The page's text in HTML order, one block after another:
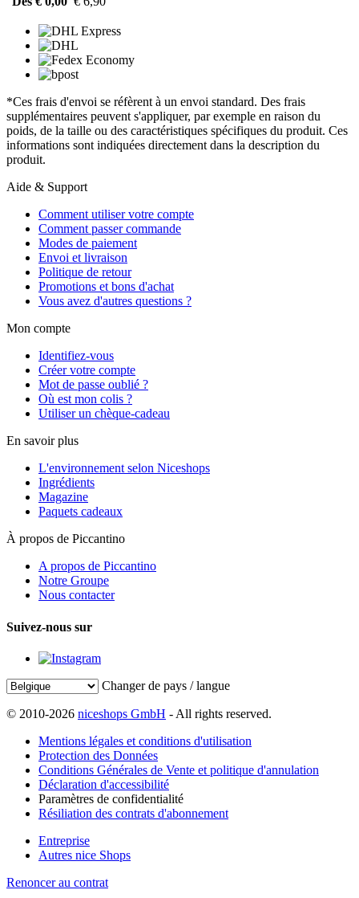
*Ces frais d'envoi se réfèrent à un envoi standard. Des frais
supplémentaires peuvent s'appliquer, par exemple en raison du
poids, de la taille ou des caractéristiques spécifiques du produit. Ces
informations sont indiquées directement dans la description du
produit.
Aide & Support
Comment utiliser votre compte
Comment passer commande
Modes de paiement
Envoi et livraison
Politique de retour
Promotions et bons d'achat
Vous avez d'autres questions ?
Mon compte
Identifiez-vous
Créer votre compte
Mot de passe oublié ?
Où est mon colis ?
Utiliser un chèque-cadeau
En savoir plus
L'environnement selon Niceshops
Ingrédients
Magazine
Paquets cadeaux
À propos de Piccantino
A propos de Piccantino
Notre Groupe
Nous contacter
Suivez-nous sur
Changer de pays / langue
© 2010-2026 niceshops GmbH - All rights reserved.
Mentions légales et conditions d'utilisation
Protection des Données
Conditions Générales de Vente et politique d'annulation
Déclaration d'accessibilité
Paramètres de confidentialité
Résiliation des contrats d'abonnement
Entreprise
Autres nice Shops
Renoncer au contrat